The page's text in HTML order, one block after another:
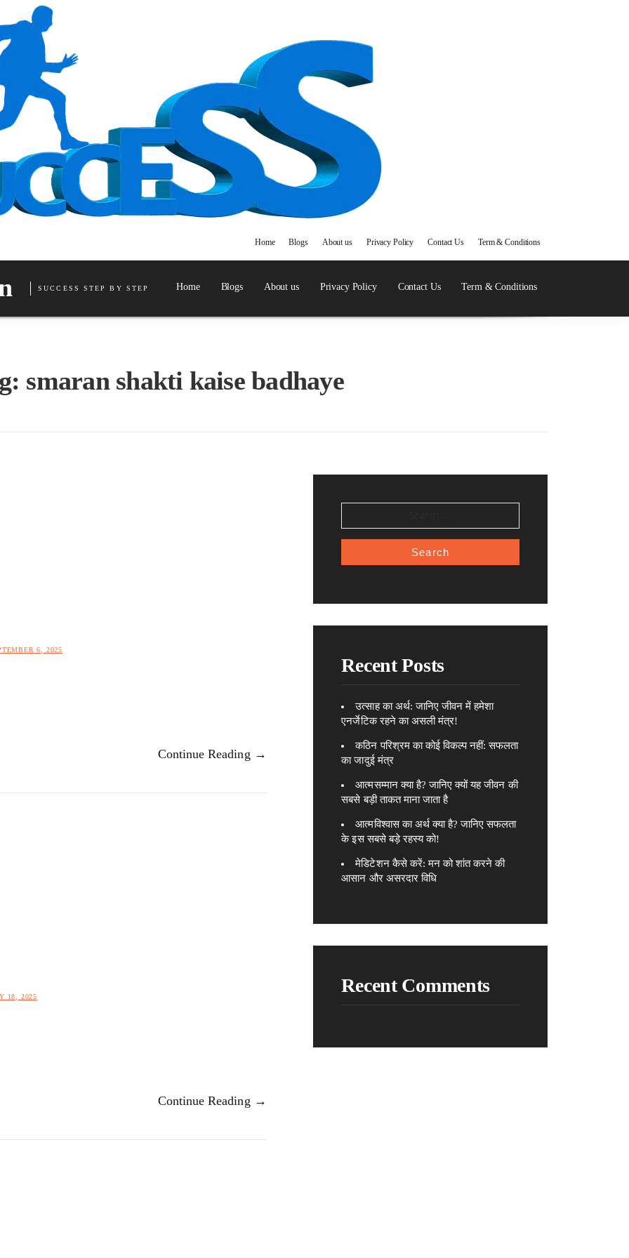
Home Blogs About us Privacy Policy Contact Us Term & Conditions
SUCCESS STEP BY STEP Home Blogs About us Privacy Policy Contact Us Term & Conditions
smaran shakti kaise badhaye
6, 2025
Continue Reading →
18, 2025
Continue Reading →
FOR:
Recent Posts
उत्साह का अर्थ: जानिए जीवन में हमेशा
एनर्जेटिक रहने का असली मंत्र!
कठिन परिश्रम का कोई विकल्प नहीं: सफलता
का जादुई मंत्र
आत्मसम्मान क्या है? जानिए क्यों यह जीवन की
सबसे बड़ी ताकत माना जाता है
आत्मविश्वास का अर्थ क्या है? जानिए सफलता
के इस सबसे बड़े रहस्य को!
मेडिटेशन कैसे करें: मन को शांत करने की
आसान और असरदार विधि
Recent Comments